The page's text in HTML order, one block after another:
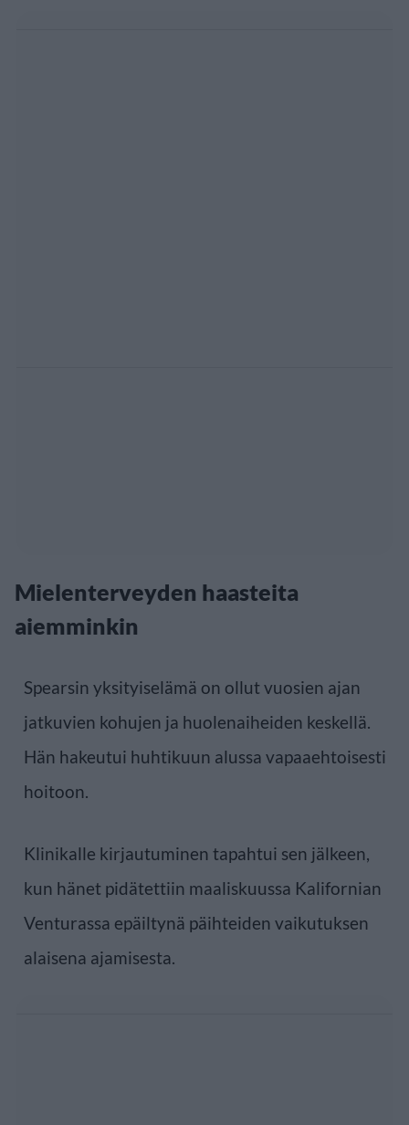
Mielenterveyden haasteita
aiemminkin
Spearsin yksityiselämä on ollut vuosien ajan
jatkuvien kohujen ja huolenaiheiden keskellä.
Hän hakeutui huhtikuun alussa vapaaehtoisesti
hoitoon.
Klinikalle kirjautuminen tapahtui sen jälkeen,
kun hänet pidätettiin maaliskuussa Kalifornian
Venturassa epäiltynä päihteiden vaikutuksen
alaisena ajamisesta.